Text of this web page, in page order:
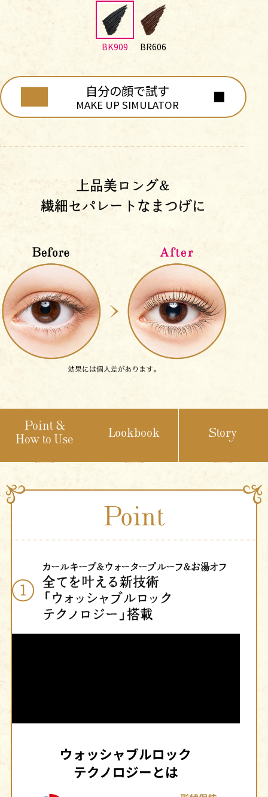
BK909 BR606
自分の顔で試す
MAKE UP SIMULATOR
上品美ロング&
繊細セパレートなまつげに
Point &
How to Use
Lookbook Story
Point
1
カールキープ&ウォータープルーフ&お湯オフ
全てを叶える新技術
「ウォッシャブルロック
テクノロジー」搭載
ウォッシャブルロック
テクノロジーとは